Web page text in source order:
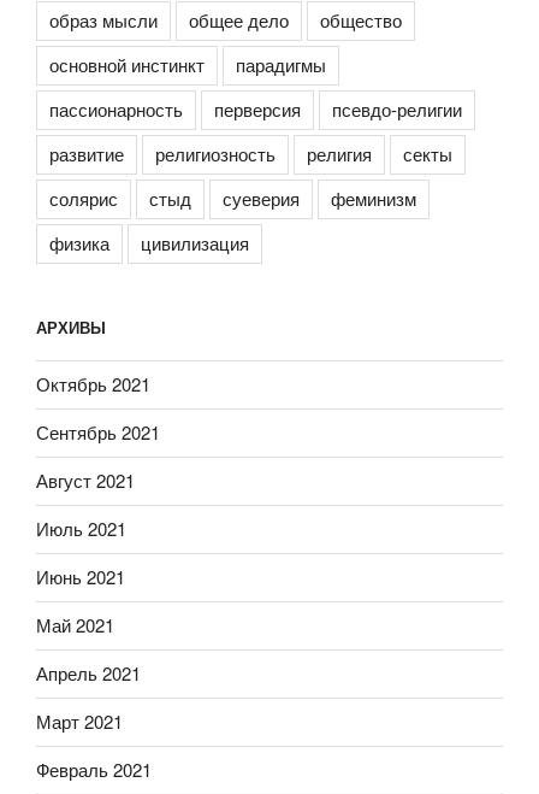
образ мысли общее дело
общество
основной инстинкт
парадигмы
пассионарность
перверсия
псевдо-религии
развитие
религиозность религия
секты
солярис
стыд суеверия
феминизм
физика
цивилизация
АРХИВЫ
Октябрь 2021
Сентябрь 2021
Август 2021
Июль 2021
Июнь 2021
Май 2021
Апрель 2021
Март 2021
Февраль 2021